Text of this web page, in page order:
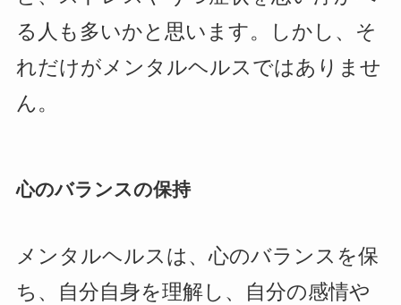
る人も多いかと思います。しかし、そ
れだけがメンタルヘルスではありませ
ん。
心のバランスの保持
メンタルヘルスは、心のバランスを保
ち、自分自身を理解し、自分の感情や